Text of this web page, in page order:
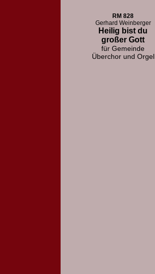
RM 828
Gerhard Weinberger
Heilig bist du
großer Gott
für Gemeinde
Überchor und Orgel